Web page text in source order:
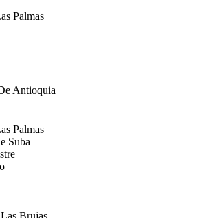
Palmas
Antioquia
Palmas
Suba
Brujas